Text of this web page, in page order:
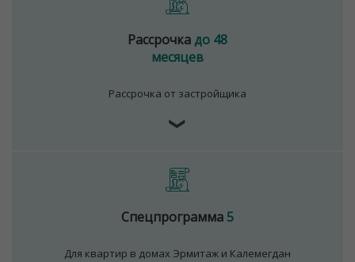
Рассрочкадо 48
месяцев
Рассрочка от застройщика
❯
Спецпрограмма5
Для квартир в домах Эрмитаж и Калемегдан